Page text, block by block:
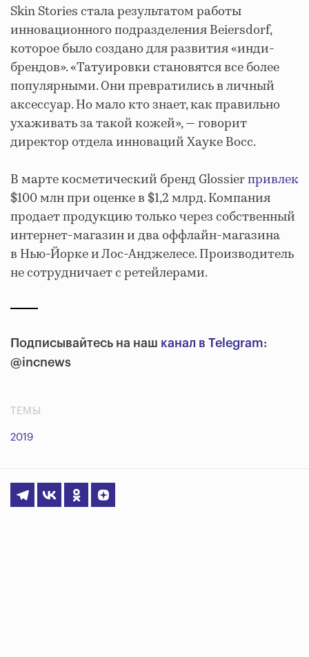
Skin Stories стала результатом работы
инновационного подразделения Beiersdorf,
которое было создано для развития «инди-
брендов». «Татуировки становятся все более
популярными. Они превратились в личный
аксессуар. Но мало кто знает, как правильно
ухаживать за такой кожей», — говорит
директор отдела инноваций Хауке Восс.
В марте косметический бренд Glossierпривлек
$100 млн при оценке в $1,2 млрд. Компания
продает продукцию только через собственный
интернет-магазин и два оффлайн-магазина
в Нью-Йорке и Лос-Анджелесе. Производитель
не сотрудничает с ретейлерами.
Подписывайтесь на наш канал в Telegram:
@incnews
ТЕМЫ
2019